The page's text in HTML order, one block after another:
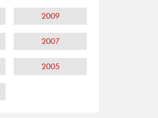
2009
2007
2005